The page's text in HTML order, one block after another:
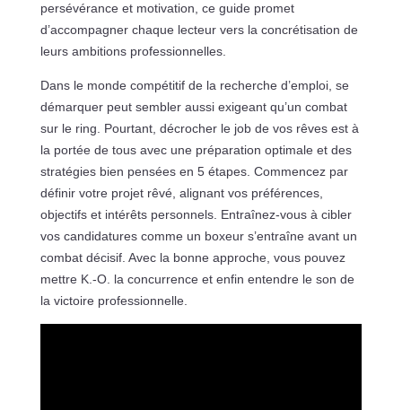
persévérance et motivation, ce guide promet
d’accompagner chaque lecteur vers la concrétisation de
leurs ambitions professionnelles.
Dans le monde compétitif de la recherche d’emploi, se
démarquer peut sembler aussi exigeant qu’un combat
sur le ring. Pourtant, décrocher le job de vos rêves est à
la portée de tous avec une préparation optimale et des
stratégies bien pensées en 5 étapes. Commencez par
définir votre projet rêvé, alignant vos préférences,
objectifs et intérêts personnels. Entraînez-vous à cibler
vos candidatures comme un boxeur s’entraîne avant un
combat décisif. Avec la bonne approche, vous pouvez
mettre K.-O. la concurrence et enfin entendre le son de
la victoire professionnelle.